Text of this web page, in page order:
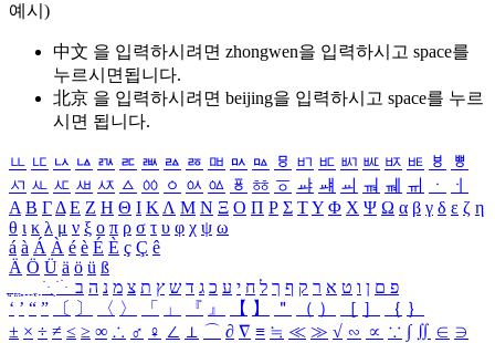
예시)
中文 을 입력하시려면 zhongwen을 입력하시고 space를
누르시면됩니다.
北京 을 입력하시려면 beijing을 입력하시고 space를 누르
시면 됩니다.
ㅥ ㅦ ㅧ ㅨ ㅩ ㅪ ㅫ ㅬ ㅭ ㅮ ㅯ ㅰ ㅱ ㅲ ㅳ ㅴ ㅵ ㅶ ㅷ ㅸ
ㅹ
ㅺ ㅻ ㅼ ㅽ ㅾ ㅿ ㆀ ㆁ ㆂ ㆃ ㆄ ㆅ ㆆ ㆇ ㆈ ㆉ ㆊ ㆋ ㆌ ㆍ
ㆎ
Α Β ΓΔ Ε Ζ Η Θ Ι ΚΛ Μ Ν Ξ Ο Π Ρ Σ ΤΥ Φ Χ Ψ Ω α β γ δ ε ζ η
θ ι κ λ μ ν ξ ο π ρ σ τ υ φ χ ψ ω
á à Á À é è É È ç Ç ê
Ä Ö Ü ä ö ü ß
ִֶֹ ֻּ ׁׂ פ ם ן ו ט א ר ק ף ך ל ח י ע כ ג ד ש ץ ת צ מ נ ה ב
‘ ’ “ ” 〔 〕 〈 〉 「 」 『 』 【 】 ＂ （ ） ［ ］ ｛ ｝
± × ÷ ≠ ≤ ≥ ∞ ∴ ♂ ♀ ∠ ⊥ ⌒ ∂ ∇ ≡ ≒ ≪ ≫ √ ∽ ∝ ∵ ∫ ∬ ∈ ∋